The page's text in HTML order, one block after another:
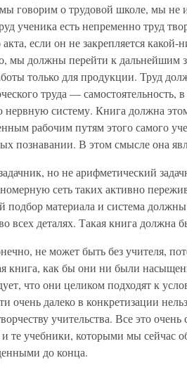
говорим о трудовой школе, мы не
ученика есть непременно труд
если он не закрепляется какой-
мы должны перейти к дальнейшим
только для продукции. Труд
труда — самостоятельность,
нервную систему. Книга должна
рабочим путям этого самого
познавании. В этом смысле она
но не арифметический
сеть таких активно
подбор материала и система
всех деталях. Такая книга должна
не может быть без учителя,
книга, как бы они ни были
что они целиком подходят к
очень далеко в конкретизации
учительства. Все это
те учебники, которыми мы сейчас
до конца.